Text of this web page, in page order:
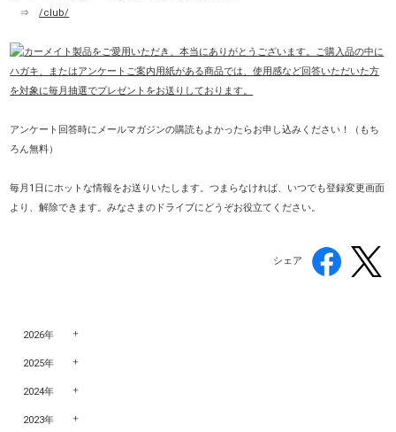
⇒/club/
アンケート回答時にメールマガジンの購読もよかったらお申し込みください！（もち
ろん無料）
毎月1日にホットな情報をお送りいたします。つまらなければ、いつでも登録変更画面
より、解除できます。みなさまのドライブにどうぞお役立てください。
シェア
2026年
2025年
2024年
2023年